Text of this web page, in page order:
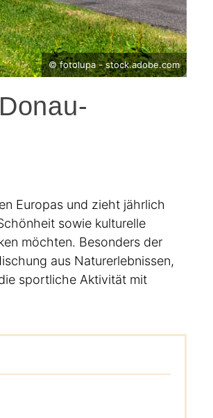
© fotolupa - stock.adobe.com
Europas und zieht jährlich
sowie kulturelle
möchten. Besonders der
aus Naturerlebnissen,
sportliche Aktivität mit